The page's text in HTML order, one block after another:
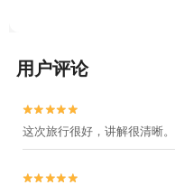
用户评论


这次旅行很好，讲解很清晰

